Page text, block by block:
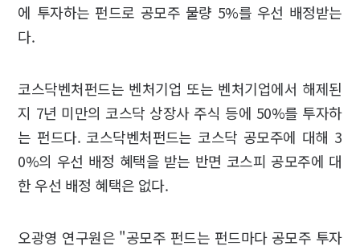
에 투자하는 펀드로 공모주 물량 5%를 우선 배정받는
다.
코스닥벤처펀드는 벤처기업 또는 벤처기업에서 해제된
지 7년 미만의 코스닥 상장사 주식 등에 50%를 투자하
는 펀드다. 코스닥벤처펀드는 코스닥 공모주에 대해 3
0%의 우선 배정 혜택을 받는 반면 코스피 공모주에 대
한 우선 배정 혜택은 없다.
오광영 연구원은 "공모주 펀드는 펀드마다 공모주 투자